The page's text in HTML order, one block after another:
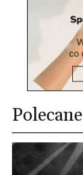
Polecane